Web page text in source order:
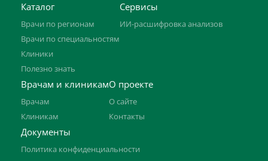
Каталог
Врачи по регионам
Врачи по специальностям
Клиники
Полезно знать
Сервисы
ИИ-расшифровка анализов
Врачам и клиникам
Врачам
Клиникам
О проекте
О сайте
Контакты
Документы
Политика конфиденциальности